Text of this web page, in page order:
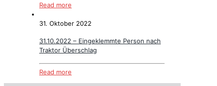
Read more
31. Oktober 2022
31.10.2022 – Eingeklemmte Person nach
Traktor Überschlag
Read more